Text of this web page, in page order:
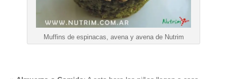
Muffins de espinacas, avena y avena de Nutrim